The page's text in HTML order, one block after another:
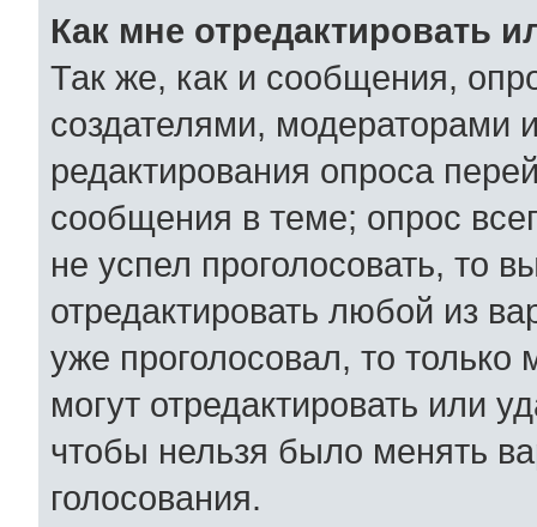
Как мне отредактировать
Так же, как и сообщения,
создателями, модераторами
редактирования опроса
сообщения в теме; опрос
не успел проголосовать, то
отредактировать любой из
уже проголосовал, то
могут отредактировать или
чтобы нельзя было менять
голосования.